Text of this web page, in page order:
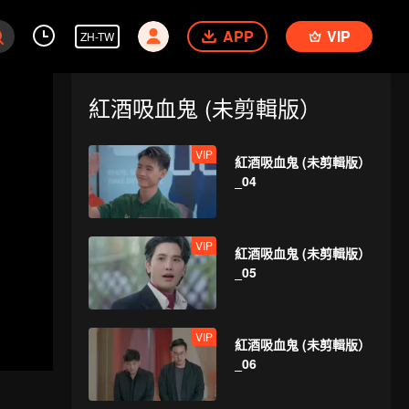
ZH-TW APP VIP
紅酒吸血鬼 (未剪輯版）
VIP
紅酒吸血鬼 (未剪輯版）
_04
VIP
紅酒吸血鬼 (未剪輯版）
_05
VIP
紅酒吸血鬼 (未剪輯版）
_06